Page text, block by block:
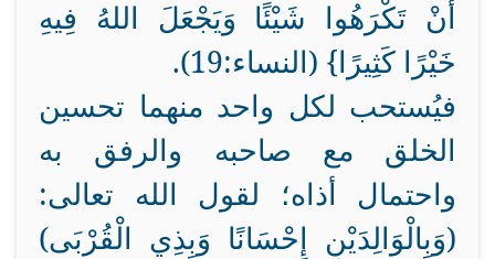
أَنْ تَكْرَهُوا شَيْئًا وَيَجْعَلَ اللهُ فِيهِ
خَيْرًا كَثِيرًا} (النساء:19).
فيُستحب لكل واحد منهما تحسين
الخلق مع صاحبه والرفق به
واحتمال أذاه؛ لقول الله تعالى:
(وَبِالْوَالِدَيْنِ إِحْسَانًا وَبِذِي الْقُرْبَى)